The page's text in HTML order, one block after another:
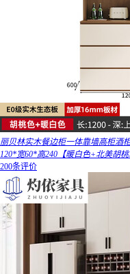
丽贝林实木餐边柜一体靠墙高柜酒
120*宽60*高240【暖白色+北美胡
200条评价